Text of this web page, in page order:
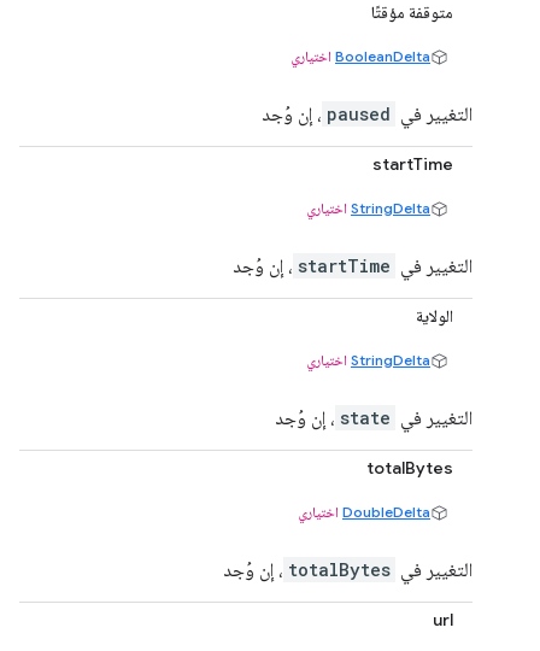
متوقفة مؤقتًا
BooleanDelta اختياري
التغيير في paused ، إن وُجد
startTime
StringDelta اختياري
التغيير في startTime ، إن وُجد
الولاية
StringDelta اختياري
التغيير في state ، إن وُجد
totalBytes
DoubleDelta اختياري
التغيير في totalBytes ، إن وُجد
url